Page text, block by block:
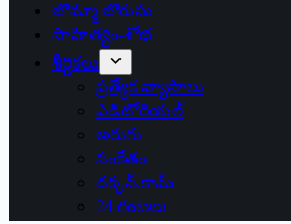
బొమ్మా బొరుసు
సాహిత్యం-శోభ
శీర్షికలు
ప్రత్యేక వ్యాసాలు
ఎడిటోరియల్
అరుగు
సంకేతం
దక్కన్.కామ్
24 గంటలు